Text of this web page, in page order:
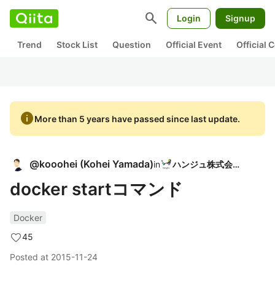
search Login Signup
Trend Stock List Question Official Event Official
infoMore than 5 years have passed since last update.
@kooohei (Kohei Yamada)in ハンジュ株式会社
docker startコマンド
Docker
45
Posted at 2015-11-24